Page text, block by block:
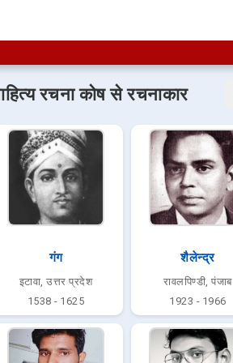
रचना कोष से रचनाकार
गंग
इटावा, उत्तर प्रदेश
1538 - 1625
शैलेन्द्र
रावलपिण्डी, पंजाब
1923 - 1966